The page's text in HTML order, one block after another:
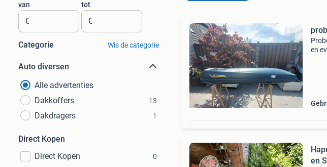
van
€
tot
€
Categorie Wis de categorie
Auto diversen
Alle advertenties
Dakkoffers
13
Dakdragers 1
Direct Kopen
Direct Kopen
0
en
en